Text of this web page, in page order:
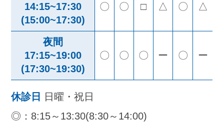
休診日
日曜・祝日
◎：8:15～13:30(8:30～14:00)
14:15~17:30
(15:00~17:30)
〇 〇 □ △ 〇 △
夜間
17:15~19:00
(17:30~19:30)
〇 〇 〇 ー 〇 ー